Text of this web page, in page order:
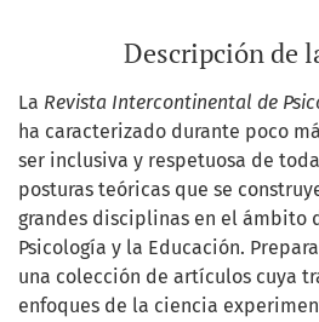
Descripción de
La Revista Intercontinental de
ha caracterizado durante poco
ser inclusiva y respetuosa de
posturas teóricas que se
grandes disciplinas en el ámbito
Psicología y la Educación.
una colección de artículos cuya
enfoques de la ciencia